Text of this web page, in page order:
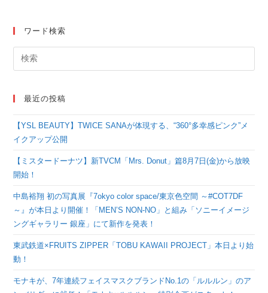
ワード検索
最近の投稿
【YSL BEAUTY】TWICE SANAが体現する、“360°多幸感ピンク”メ
イクアップ公開
【ミスタードーナツ】新TVCM「Mrs. Donut」篇8月7日(金)から放映
開始！
中島裕翔 初の写真展『7okyo color space/東京色空間 ～#COT7DF
～』が本日より開催！「MEN’S NON-NO」と組み「ソニーイメージ
ングギャラリー 銀座」にて新作を発表！
東武鉄道×FRUITS ZIPPER「TOBU KAWAII PROJECT」本日より始
動！
モナキが、7年連続フェイスマスクブランドNo.1の「ルルルン」のア